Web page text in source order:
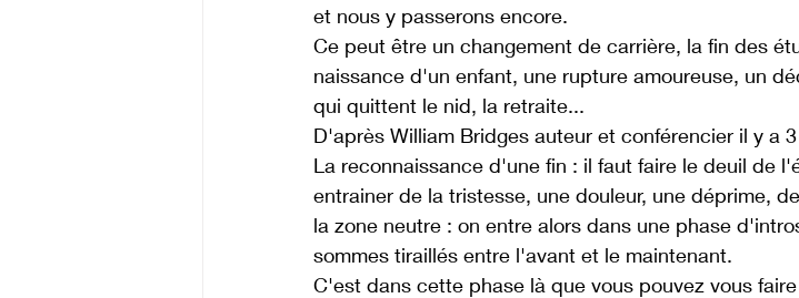
et nous y passerons encore.
Ce peut être un changement de carrière, la fin des
naissance d'un enfant, une rupture amoureuse, un
qui quittent le nid, la retraite...
D'après William Bridges auteur et conférencier il y a
La reconnaissance d'une fin : il faut faire le deuil de
entrainer de la tristesse, une douleur, une déprime,
la zone neutre : on entre alors dans une phase
sommes tiraillés entre l'avant et le maintenant.
C'est dans cette phase là que vous pouvez vous